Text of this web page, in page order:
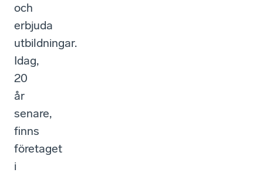
och
erbjuda
utbildningar.
Idag,
20
år
senare,
finns
företaget
i